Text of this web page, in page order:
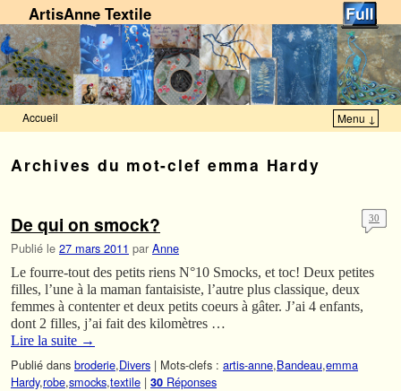
ArtisAnne Textile
Accueil Menu ↓
Archives du mot-clef emma Hardy
De qui on smock?
Publié le 27 mars 2011 par Anne
30
Le fourre-tout des petits riens N°10 Smocks, et toc! Deux petites
filles, l’une à la maman fantaisiste, l’autre plus classique, deux
femmes à contenter et deux petits coeurs à gâter. J’ai 4 enfants,
dont 2 filles, j’ai fait des kilomètres …
Lire la suite →
Publié dans broderie,Divers | Mots-clefs : artis-anne,Bandeau,emma
Hardy,robe,smocks,textile | 30 Réponses